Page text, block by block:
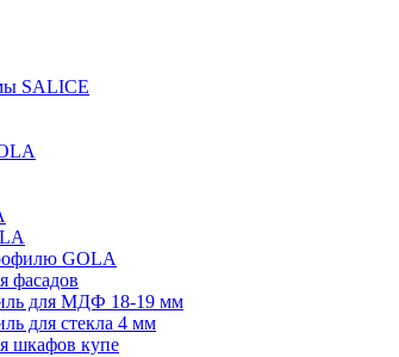
SALICE
GOLA
фасадов
для МДФ 18-19 мм
для стекла 4 мм
шкафов купе